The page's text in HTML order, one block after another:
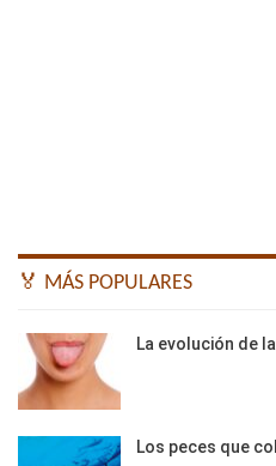
🏅 MÁS POPULARES
La evolución de
Los peces que